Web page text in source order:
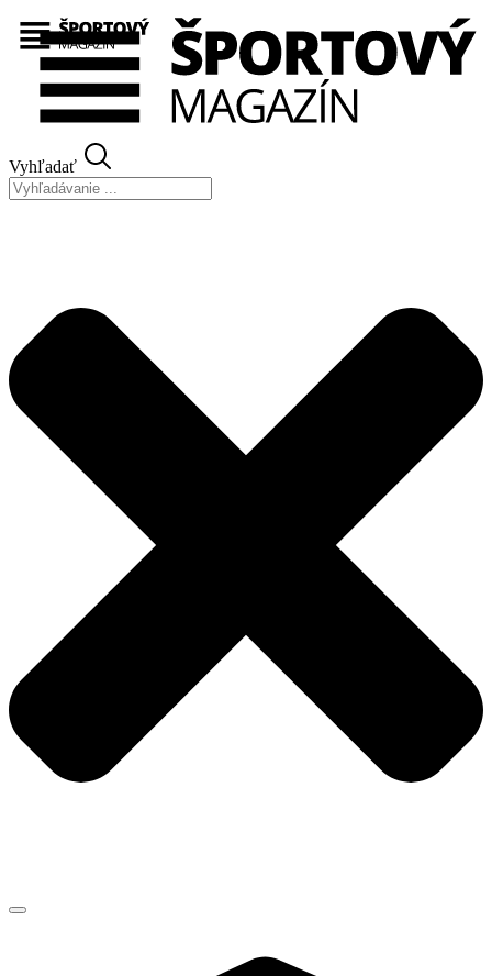
Preskočiť
na
obsah
Vyhľadať